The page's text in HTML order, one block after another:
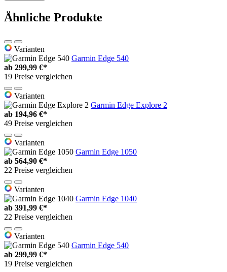
Ähnliche Produkte
Varianten
Garmin Edge 540
ab 299,99 €*
19 Preise vergleichen
Varianten
Garmin Edge Explore 2
ab 194,96 €*
49 Preise vergleichen
Varianten
Garmin Edge 1050
ab 564,90 €*
22 Preise vergleichen
Varianten
Garmin Edge 1040
ab 391,99 €*
22 Preise vergleichen
Varianten
Garmin Edge 540
ab 299,99 €*
19 Preise vergleichen